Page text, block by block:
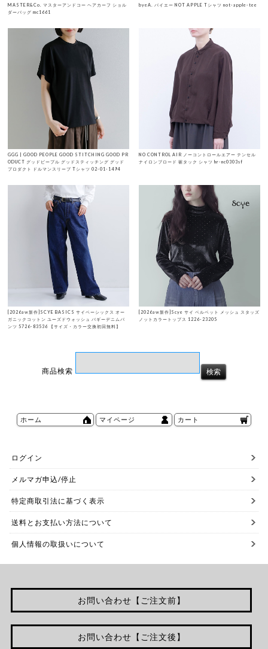
MASTER&Co. マスターアンドコー ヘアカーフ ショル
ダーバッグ mc1661
byeA. バイエー NOT APPLE Tシャツ not-apple-tee
GGG | GOOD PEOPLE GOOD STITCHING GOOD PR
ODUCT グッドピープル グッドスティッチング グッド
プロダクト ドルマンスリーブ Tシャツ 02-01-1494
NO CONTROL AIR ノーコントロールエアー テンセル
ナイロンブロード 裾タック シャツ hr-nc0303sf
[2026aw新作]SCYE BASICS サイベーシックス オー
ガニックコットン ユーズドウォッシュ バギーデニムパ
ンツ 5726-83536 【サイズ・カラー交換初回無料】
[2026aw新作]Scye サイ ベルベット メッシュ スタッズ
ノットカラートップス 1226-23205
商品検索
ホーム マイページ カート
ログイン
メルマガ申込/停止
特定商取引法に基づく表示
送料とお支払い方法について
個人情報の取扱いについて
お問い合わせ【ご注文前】
お問い合わせ【ご注文後】